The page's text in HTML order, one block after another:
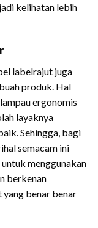
kelihatan lebih
labelrajut juga
produk. Hal
ergonomis
layaknya
Sehingga, bagi
semacam ini
menggunakan
berkenan
benar benar